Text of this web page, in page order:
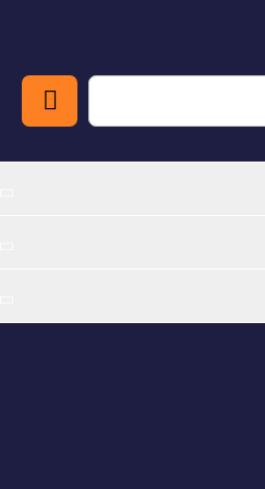
استمتع بالسباق العملي مع
- كل ما يحتاجه الأطفال
وسيارة برتقالية اللون بالإضافة
تجميع وتدوير النماذج
واستكشاف مجموعات اللعب
بيلدر البديهي